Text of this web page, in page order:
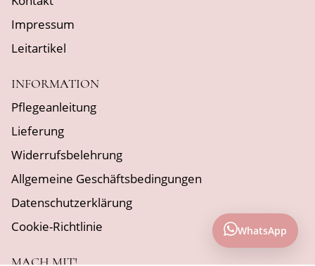
Impressum
Leitartikel
INFORMATION
Pflegeanleitung
Lieferung
Widerrufsbelehrung
Allgemeine Geschäftsbedingungen
Datenschutzerklärung
Cookie-Richtlinie
MACH MIT!
WhatsApp